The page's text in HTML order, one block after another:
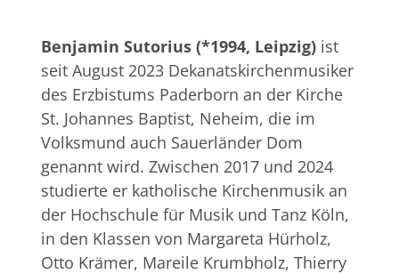
Benjamin Sutorius (*1994, Leipzig) ist
seit August 2023 Dekanatskirchenmusiker
des Erzbistums Paderborn an der Kirche
St. Johannes Baptist, Neheim, die im
Volksmund auch Sauerländer Dom
genannt wird. Zwischen 2017 und 2024
studierte er katholische Kirchenmusik an
der Hochschule für Musik und Tanz Köln,
in den Klassen von Margareta Hürholz,
Otto Krämer, Mareile Krumbholz, Thierry